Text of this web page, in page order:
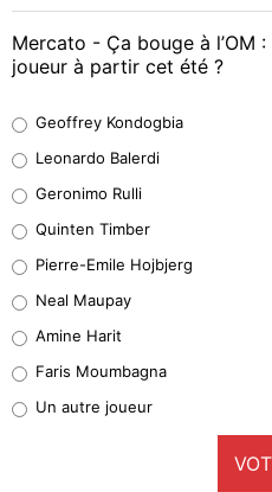
Mercato - Ça bouge à l’OM
joueur à partir cet été ?
38%
32%
5%
1%
9%
Geoffrey Kondogbia
Leonardo Balerdi
Geronimo Rulli
Quinten Timber
Pierre-Emile Hojbjerg
Neal Maupay
Amine Harit
Faris Moumbagna
Un autre joueur